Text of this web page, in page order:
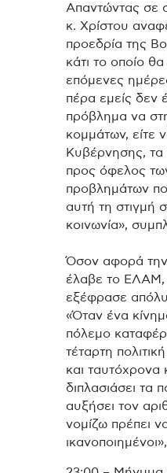
Απαντώντας σε
κ. Χρίστου
προεδρία της
κάτι το οποίο
επόμενες
πέρα εμείς δεν
πρόβλημα να
κομμάτων, είτε
Κυβέρνησης, τα
προς όφελος
προβλημάτων
αυτή τη στιγμή
κοινωνία»,
Όσον αφορά
έλαβε το ΕΛΑΜ,
εξέφρασε
«Όταν ένα
πόλεμο
τέταρτη
και ταυτόχρονα
διπλασιάσει τα
αυξήσει τον
νομίζω πρέπει